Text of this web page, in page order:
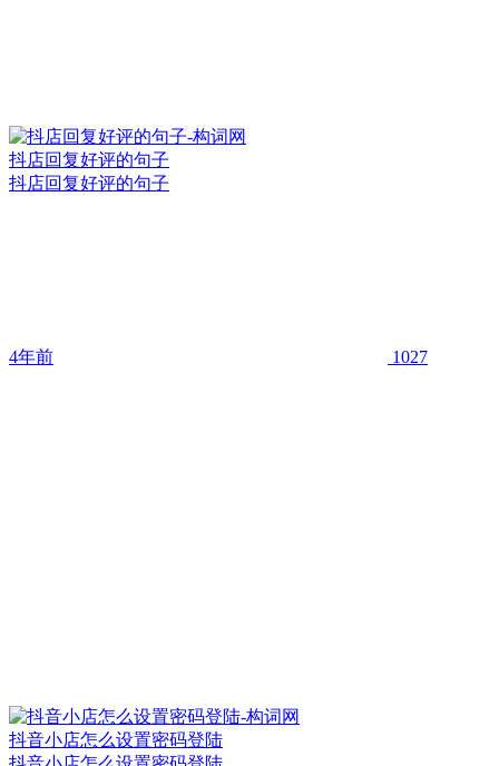
抖店回复好评的句子
抖店回复好评的句子
4年前 1027
抖音小店怎么设置密码登陆